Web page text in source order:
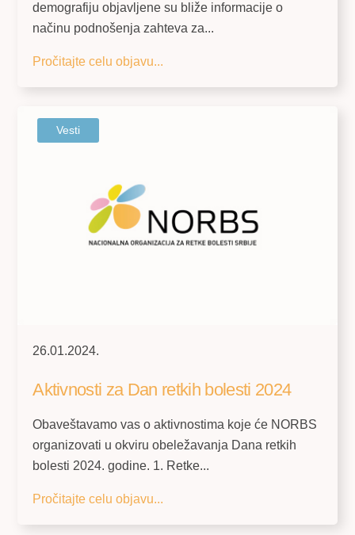
demografiju objavljene su bliže informacije o
načinu podnošenja zahteva za...
Pročitajte celu objavu...
Vesti
26.01.2024.
Aktivnosti za Dan retkih bolesti 2024
Obaveštavamo vas o aktivnostima koje će NORBS
organizovati u okviru obeležavanja Dana retkih
bolesti 2024. godine. 1. Retke...
Pročitajte celu objavu...